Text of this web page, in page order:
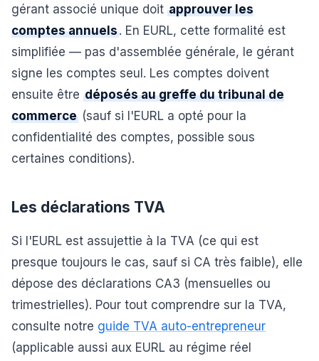
gérant associé unique doit approuver les
comptes annuels. En EURL, cette formalité est
simplifiée — pas d'assemblée générale, le gérant
signe les comptes seul. Les comptes doivent
ensuite être déposés au greffe du tribunal de
commerce (sauf si l'EURL a opté pour la
confidentialité des comptes, possible sous
certaines conditions).
Les déclarations TVA
Si l'EURL est assujettie à la TVA (ce qui est
presque toujours le cas, sauf si CA très faible), elle
dépose des déclarations CA3 (mensuelles ou
trimestrielles). Pour tout comprendre sur la TVA,
consulte notre guide TVA auto-entrepreneur
(applicable aussi aux EURL au régime réel